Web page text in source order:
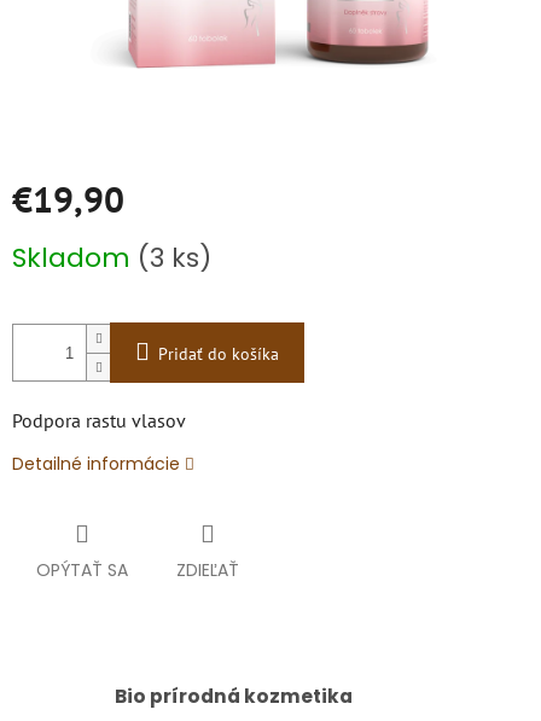
€19,90
cena:
Skladom (3 ks)
Pridať do košíka
Podpora rastu vlasov
Detailné informácie
OPÝTAŤ SA ZDIEĽAŤ
Bio prírodná kozmetika